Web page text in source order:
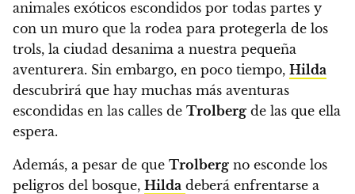
animales exóticos escondidos por todas partes y
con un muro que la rodea para protegerla de los
trols, la ciudad desanima a nuestra pequeña
aventurera. Sin embargo, en poco tiempo, Hilda
descubrirá que hay muchas más aventuras
escondidas en las calles de Trolberg de las que ella
espera.
Además, a pesar de que Trolberg no esconde los
peligros del bosque, Hilda deberá enfrentarse a